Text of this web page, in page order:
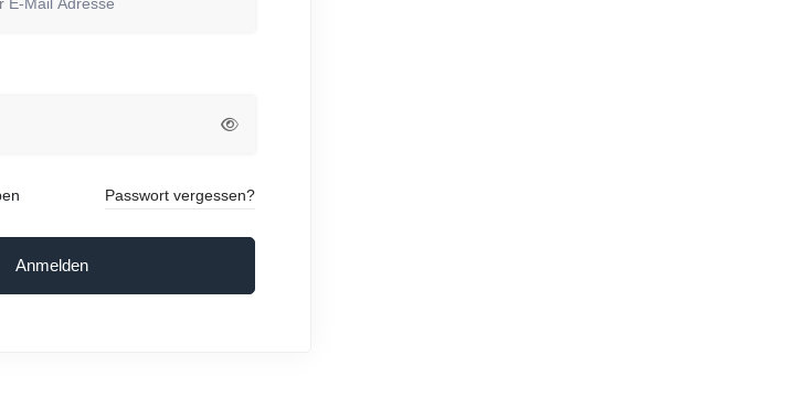
Passwort vergessen?
Anmelden